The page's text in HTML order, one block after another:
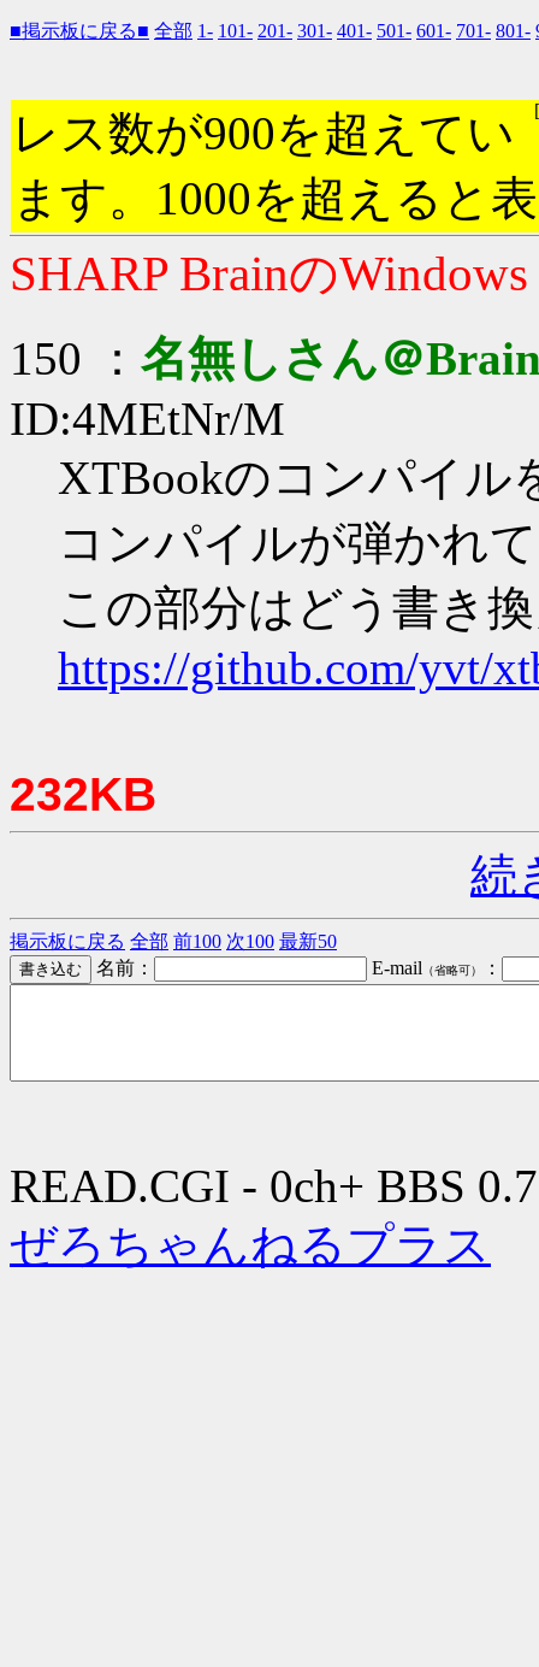
■掲示板に戻る■ 全部 1- 101- 201- 301- 401- 501- 601- 701- 801-
レス数が900を超えてい
ます。1000を超えると
SHARP Brainの
150 ： 名無しさん＠
ID:4MEtNr/M
XTBookのコンパイル
コンパイルが弾かれ
この部分はどう書き
https://github.com/yvt/
232KB
続
掲示板に戻る 全部 前100 次100 最新50
名前：
E-mail （省略可） ：
READ.CGI - 0ch+ BBS
ぜろちゃんねるプラス